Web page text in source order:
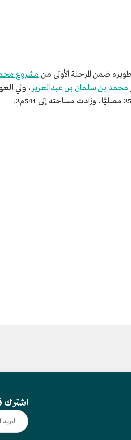
مشروع
محمد بن سلمان بن عبدالعزيز، ولي
اشترك